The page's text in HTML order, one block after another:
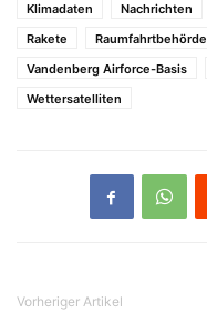
Klimadaten
Nachrichten
Rakete
Raumfahrtbehörde
Vandenberg Airforce-Basis
Wettersatelliten
Vorheriger Artikel